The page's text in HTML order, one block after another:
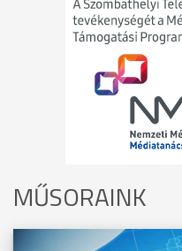
MŰSORAINK